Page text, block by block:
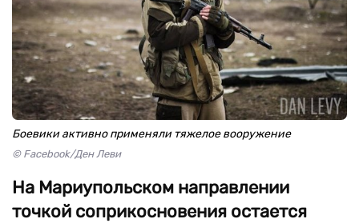
Боевики активно применяли тяжелое вооружение
© Facebook/Ден Леви
На Мариупольском направлении
точкой соприкосновения остается